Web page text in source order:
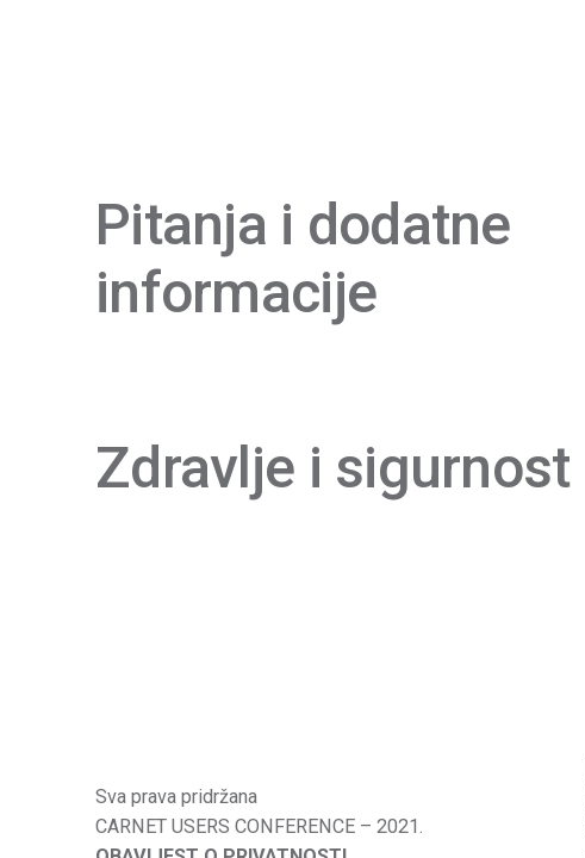
Pitanja i dodatne
informacije
Zdravlje i sigurnost
Sva prava pridržana
CARNET USERS CONFERENCE – 2021.